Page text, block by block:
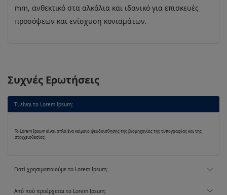
mm, ανθεκτικό στα αλκάλια και ιδανικό για επισκευές
προσόψεων και ενίσχυση κονιαμάτων.
Συχνές Ερωτήσεις
Τι είναι το Lorem Ipsum;
Το Lorem Ipsum είναι απλά ένα κείμενο ψευδαίσθησης της βιομηχανίας της τυπογραφίας και της
στοιχειοθεσίας.
Γιατί χρησιμοποιούμε το Lorem Ipsum;
Από πού προέρχεται το Lorem Ipsum;